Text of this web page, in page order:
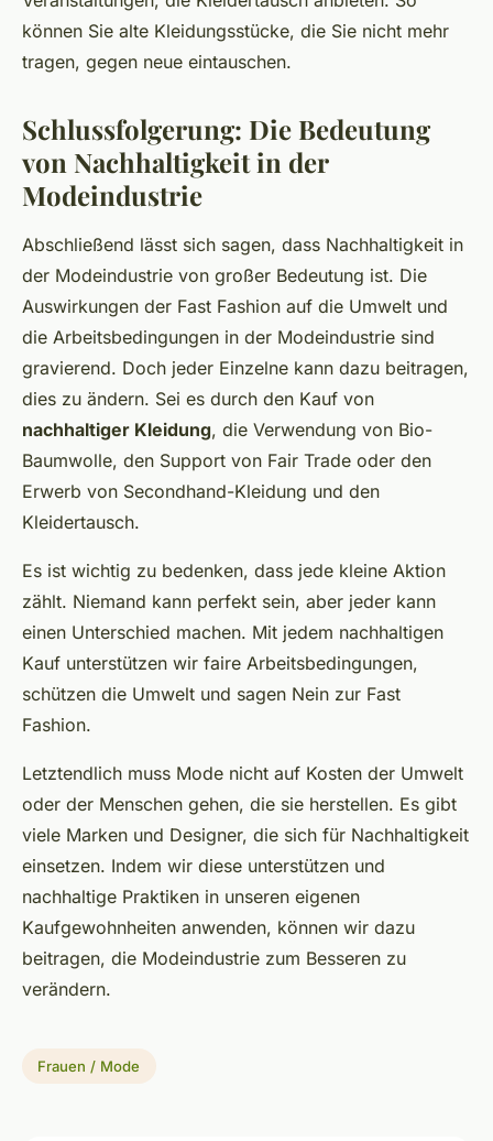
können Sie alte Kleidungsstücke, die Sie nicht mehr
tragen, gegen neue eintauschen.
Schlussfolgerung: Die Bedeutung
von Nachhaltigkeit in der
Modeindustrie
Abschließend lässt sich sagen, dass Nachhaltigkeit in
der Modeindustrie von großer Bedeutung ist. Die
Auswirkungen der Fast Fashion auf die Umwelt und
die Arbeitsbedingungen in der Modeindustrie sind
gravierend. Doch jeder Einzelne kann dazu beitragen,
dies zu ändern. Sei es durch den Kauf von
nachhaltiger Kleidung, die Verwendung von Bio-
Baumwolle, den Support von Fair Trade oder den
Erwerb von Secondhand-Kleidung und den
Kleidertausch.
Es ist wichtig zu bedenken, dass jede kleine Aktion
zählt. Niemand kann perfekt sein, aber jeder kann
einen Unterschied machen. Mit jedem nachhaltigen
Kauf unterstützen wir faire Arbeitsbedingungen,
schützen die Umwelt und sagen Nein zur Fast
Fashion.
Letztendlich muss Mode nicht auf Kosten der Umwelt
oder der Menschen gehen, die sie herstellen. Es gibt
viele Marken und Designer, die sich für Nachhaltigkeit
einsetzen. Indem wir diese unterstützen und
nachhaltige Praktiken in unseren eigenen
Kaufgewohnheiten anwenden, können wir dazu
beitragen, die Modeindustrie zum Besseren zu
verändern.
Frauen / Mode